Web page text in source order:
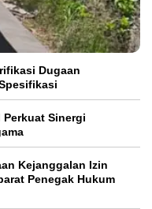
Dugaan
Perkuat Sinergi
Kejanggalan Izin
Penegak Hukum